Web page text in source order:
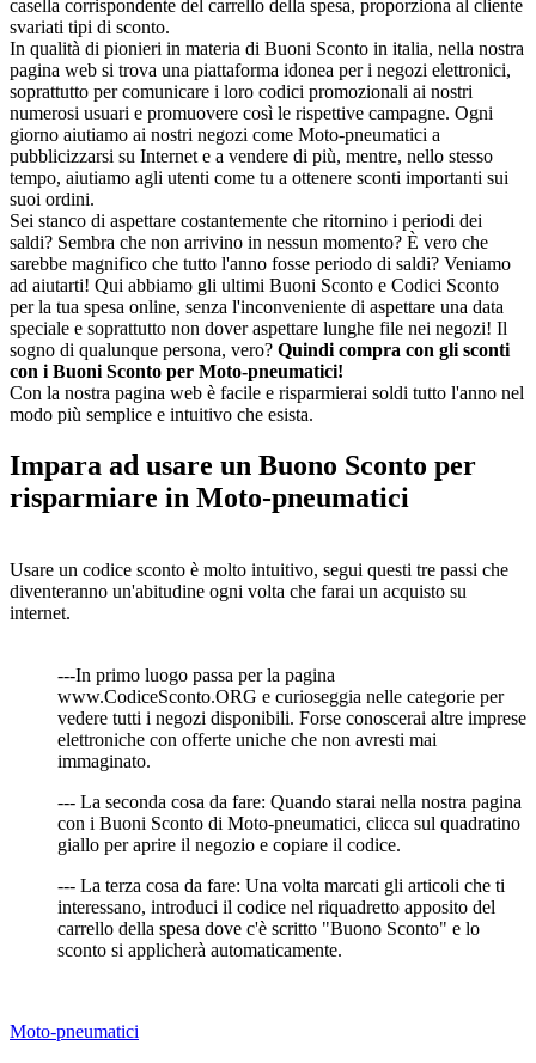
casella corrispondente del carrello della spesa, proporziona al cliente
svariati tipi di sconto.
In qualità di pionieri in materia di Buoni Sconto in italia, nella nostra
pagina web si trova una piattaforma idonea per i negozi elettronici,
soprattutto per comunicare i loro codici promozionali ai nostri
numerosi usuari e promuovere così le rispettive campagne. Ogni
giorno aiutiamo ai nostri negozi come Moto-pneumatici a
pubblicizzarsi su Internet e a vendere di più, mentre, nello stesso
tempo, aiutiamo agli utenti come tu a ottenere sconti importanti sui
suoi ordini.
Sei stanco di aspettare costantemente che ritornino i periodi dei
saldi? Sembra che non arrivino in nessun momento? È vero che
sarebbe magnifico che tutto l'anno fosse periodo di saldi? Veniamo
ad aiutarti! Qui abbiamo gli ultimi Buoni Sconto e Codici Sconto
per la tua spesa online, senza l'inconveniente di aspettare una data
speciale e soprattutto non dover aspettare lunghe file nei negozi! Il
sogno di qualunque persona, vero? Quindi compra con gli sconti
con i Buoni Sconto per Moto-pneumatici!
Con la nostra pagina web è facile e risparmierai soldi tutto l'anno nel
modo più semplice e intuitivo che esista.
Impara ad usare un Buono Sconto per
risparmiare in Moto-pneumatici
Usare un codice sconto è molto intuitivo, segui questi tre passi che
diventeranno un'abitudine ogni volta che farai un acquisto su
internet.
---In primo luogo passa per la pagina
www.CodiceSconto.ORG e curioseggia nelle categorie per
vedere tutti i negozi disponibili. Forse conoscerai altre imprese
elettroniche con offerte uniche che non avresti mai
immaginato.
--- La seconda cosa da fare: Quando starai nella nostra pagina
con i Buoni Sconto di Moto-pneumatici, clicca sul quadratino
giallo per aprire il negozio e copiare il codice.
--- La terza cosa da fare: Una volta marcati gli articoli che ti
interessano, introduci il codice nel riquadretto apposito del
carrello della spesa dove c'è scritto "Buono Sconto" e lo
sconto si applicherà automaticamente.
Moto-pneumatici